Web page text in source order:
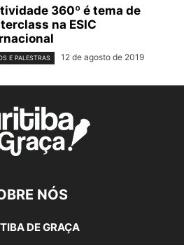
360º é tema de
na ESIC
E PALESTRAS 12 de agosto de 2019
NÓS
DE GRAÇA